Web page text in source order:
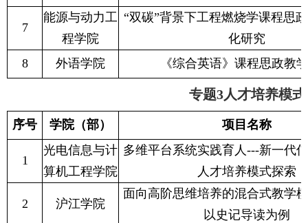
7
能源与动力工
程学院
“双碳”背景下工程燃烧学课程思
化研究
8
外语学院 《综合英语》课程思政教
专题3人才培养模
序号 学院（部） 项目名称
1
光电信息与计
算机工程学院
多维平台系统实践育人---新一代
人才培养模式探索
2 沪江学院
面向高阶思维培养的混合式教
以史记导读为例